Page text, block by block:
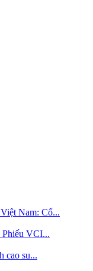
Nam: Cổ...
Phiếu VCI...
cao su...